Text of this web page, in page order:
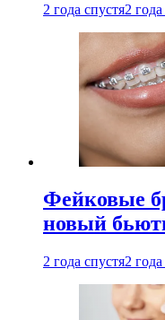
2 года спустя2
Фейковые
новый
2 года спустя2